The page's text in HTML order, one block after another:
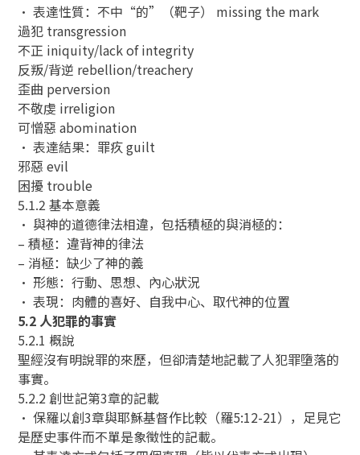
• 表達性質：不中“的”（靶子） missing the mark
過犯 transgression
不正 iniquity/lack of integrity
反叛/背逆 rebellion/treachery
歪曲 perversion
不敬虔 irreligion
可憎惡 abomination
• 表達結果：罪疚 guilt
邪惡 evil
困擾 trouble
5.1.2 基本意義
• 與神的道德律法相違，包括積極的與消極的：
– 積極：違背神的律法
– 消極：缺少了神的義
• 形態：行動、思想、內心狀況
• 表現：肉體的喜好、自我中心、取代神的位置
5.2 人犯罪的事實
5.2.1 概說
聖經沒有明說罪的來歷，但卻清楚地記載了人犯罪墮落的
事實。
5.2.2 創世記第3章的記載
• 保羅以創3章與耶穌基督作比較（羅5:12-21），足見它
是歷史事件而不單是象徵性的記載。